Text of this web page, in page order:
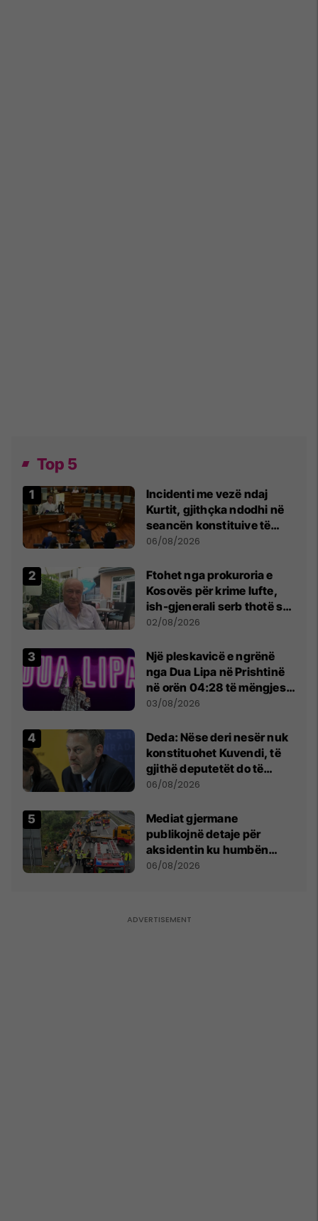
Top 5
Incidenti me vezë ndaj
Kurtit, gjithçka ndodhi në
seancën konstituive të
Kuvendit
06/08/2026
Ftohet nga prokuroria e
Kosovës për krime lufte,
ish-gjenerali serb thotë se
dikush e tradhtoi në
02/08/2026
Një pleskavicë e ngrënë
nga Dua Lipa në Prishtinë
në orën 04:28 të mëngjesit
- dhe bota digjitale serbe
03/08/2026
Deda: Nëse deri nesër nuk
konstituohet Kuvendi, të
gjithë deputetët do të
bëjnë shkelje të rëndë
06/08/2026
Mediat gjermane
publikojnë detaje për
aksidentin ku humbën
jetën tre mërgimtarë nga
06/08/2026